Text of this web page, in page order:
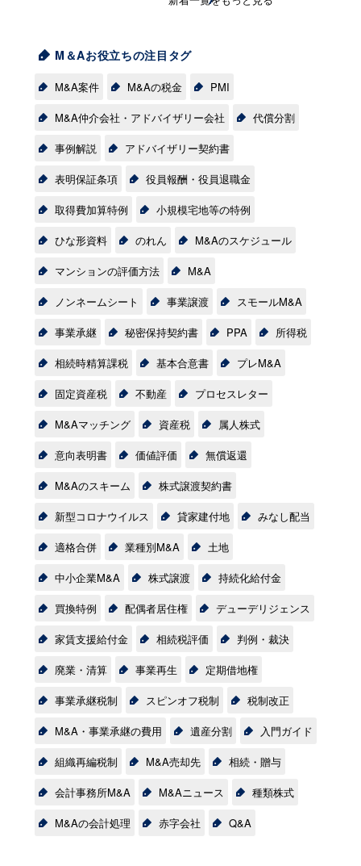
M＆Aお役立ちの注目タグ
M&A案件 M&Aの税金
PMI
M&A仲介会社・アドバイザリー会社
代償分割
事例解説
アドバイザリー契約書
表明保証条項
役員報酬・役員退職金
取得費加算特例
小規模宅地等の特例
ひな形資料
のれん
M&Aのスケジュール
マンションの評価方法
M&A
ノンネームシート
事業譲渡
スモールM&A
事業承継
秘密保持契約書 PPA
所得税
相続時精算課税
基本合意書
プレM&A
固定資産税
不動産
プロセスレター
M&Aマッチング
資産税
属人株式
意向表明書
価値評価
無償返還
M&Aのスキーム
株式譲渡契約書
新型コロナウイルス
貸家建付地
みなし配当
適格合併
業種別M&A
土地
中小企業M&A
株式譲渡
持続化給付金
買換特例
配偶者居住権
デューデリジェンス
家賃支援給付金
相続税評価
判例・裁決
廃業・清算
事業再生
定期借地権
事業承継税制
スピンオフ税制
税制改正
M&A・事業承継の費用
遺産分割
入門ガイド
組織再編税制
M&A売却先
相続・贈与
会計事務所M&A
M&Aニュース
種類株式
M&Aの会計処理
赤字会社 Q&A